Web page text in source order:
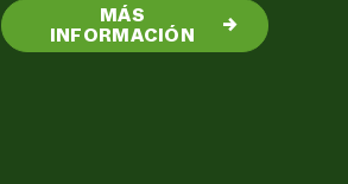
MÁS
INFORMACIÓN →